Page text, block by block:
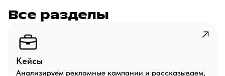
Все разделы
Кейсы
Анализируем рекламные кампании и рассказываем,